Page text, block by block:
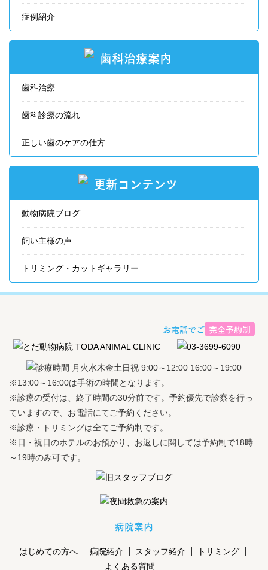
症例紹介
歯科治療案内
歯科治療
歯科診療の流れ
正しい歯のケアの仕方
更新コンテンツ
動物病院ブログ
飼い主様の声
トリミング・カットギャラリー
お電話でご予約ください
完全予約制
※13:00～16:00は手術の時間となります。
※診療の受付は、終了時間の30分前です。予約優先で診察を行っ
ていますので、お電話にてご予約ください。
※診療・トリミングは全てご予約制です。
※日・祝日のホテルのお預かり、お返しに関しては予約制で18時
～19時のみ可です。
病院案内
はじめての方へ 病院紹介 スタッフ紹介
トリミング
よくある質問